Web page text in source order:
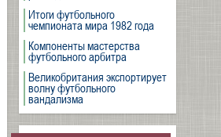
Итоги футбольного
чемпионата мира 1982 года
Компоненты мастерства
футбольного арбитра
Великобритания экспортирует
волну футбольного
вандализма